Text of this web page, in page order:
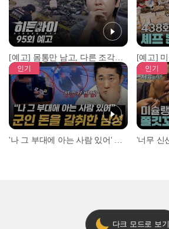
[예고] 몸통만 남고, 다른 조각은 어디에..? 시화호에서 드러난 충격적인 토막 살인사건!
인기 인기
다크 모드로 보기